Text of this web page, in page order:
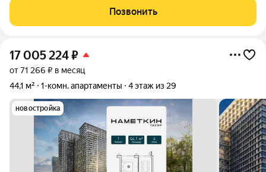
2023г постройки. Метро "Крымская" под окнами, 2 минуты
пешком. До МЦК
Позвонить
17 005 224₽
от 71 266 ₽ в месяц
44,1 м²
1-комн. апартаменты 4 этаж из 29
новостройка